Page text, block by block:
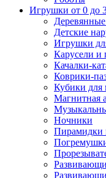
Игрушки от 0 до
Детские
Игрушки
Карусели и
Качалки-
Коврики-
Кубики
Магнитная
Ночники
Пирамидки